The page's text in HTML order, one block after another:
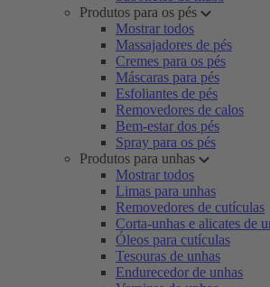
Produtos para os pés
Mostrar todos
Massajadores de pés
Cremes para os pés
Máscaras para pés
Esfoliantes de pés
Removedores de calos
Bem-estar dos pés
Spray para os pés
Produtos para unhas
Mostrar todos
Limas para unhas
Removedores de cutículas
Corta-unhas e alicates de
Óleos para cutículas
Tesouras de unhas
Endurecedor de unhas